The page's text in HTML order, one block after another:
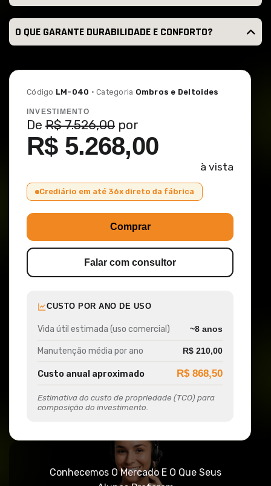
Código LM-040 · Categoria Ombros e Deltoides
INVESTIMENTO
De R$ 7.526,00 por
R$ 5.268,00
à vista
Crediário em até 36x direto da fábrica
Comprar
Falar com consultor
CUSTO POR ANO DE USO
Vida útil estimada (uso comercial) ~8 anos
Manutenção média por ano R$ 210,00
Custo anual aproximado R$ 868,50
Estimativa do custo de propriedade (TCO) para
composição do investimento.
Conhecemos O Mercado E O Que Seus
O QUE GARANTE DURABILIDADE E CONFORTO?